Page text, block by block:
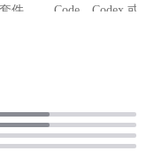
件
!
Code、Codex 或
是专门解决这个痛点的。**
单：在你本地电